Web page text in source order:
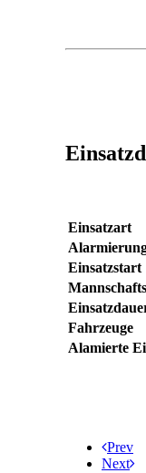
Einsatzart
Einsatzstart
Fahrzeuge
Alamierte
Prev
Next